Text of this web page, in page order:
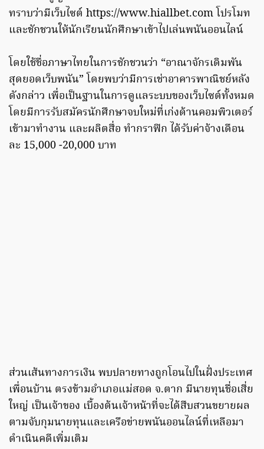
ทราบว่ามีเว็บไซต์ https://www.hiallbet.com โปรโมท
และชักชวนให้นักเรียนนักศึกษาเข้าไปเล่นพนันออนไลน์
โดยใช้ชื่อภาษาไทยในการชักชวนว่า “อาณาจักรเดิมพัน
สุดยอดเว็บพนัน” โดยพบว่ามีการเช่าอาคารพาณิชย์หลัง
ดังกล่าว เพื่อเป็นฐานในการดูแลระบบของเว็บไซต์ทั้งหมด
โดยมีการรับสมัครนักศึกษาจบใหม่ที่เก่งด้านคอมพิวเตอร์
เข้ามาทำงาน และผลิตสื่อ ทำกราฟิก ได้รับค่าจ้างเดือน
ละ 15,000 -20,000 บาท
ส่วนเส้นทางการเงิน พบปลายทางถูกโอนไปในฝั่งประเทศ
เพื่อนบ้าน ตรงข้ามอำเภอแม่สอด จ.ตาก มีนายทุนชื่อเสี่ย
ใหญ่ เป็นเจ้าของ เบื้องต้นเจ้าหน้าที่จะได้สืบสวนขยายผล
ตามจับกุมนายทุนและเครือข่ายพนันออนไลน์ที่เหลือมา
ดำเนินคดีเพิ่มเติม